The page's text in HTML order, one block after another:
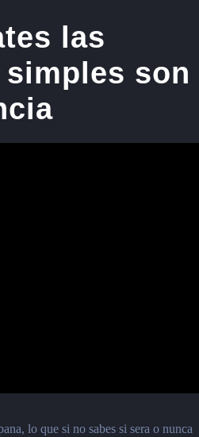
las
son
lo que si no sabes si sera o nunca